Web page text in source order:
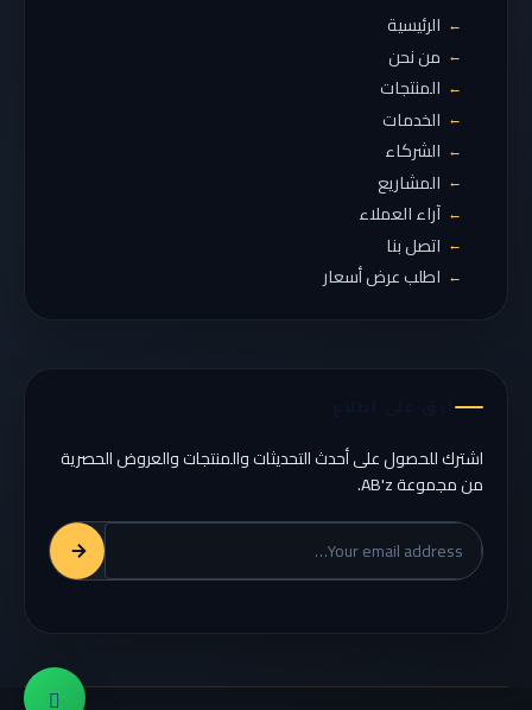
→ الرئيسية
→ من نحن
→ المنتجات
→ الخدمات
→ الشركاء
→ المشاريع
→ آراء العملاء
→ اتصل بنا
→ اطلب عرض أسعار
اشترك للحصول على أحدث التحديثات والمنتجات والعروض الحصرية
من مجموعة AB'z.
الشركة
البريد
الإلكتروني